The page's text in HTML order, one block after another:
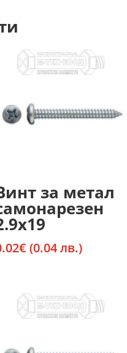
за метал
€ (0.04 лв.)